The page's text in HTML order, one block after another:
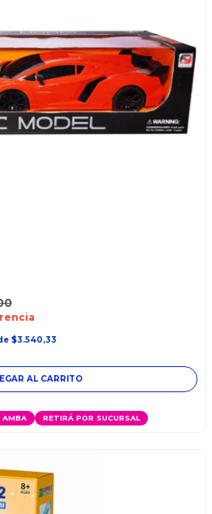
$3.540,33
AMBA RETIRÁ POR SUCURSAL